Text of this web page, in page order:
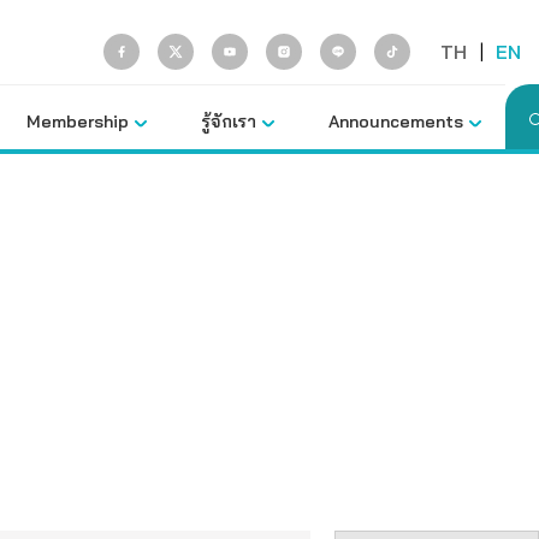
TH | EN
Membership รู้จักเรา Announcements